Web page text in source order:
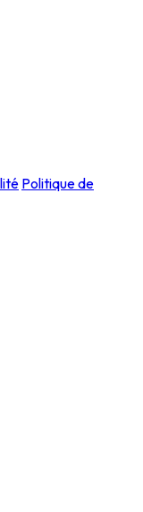
Politique de